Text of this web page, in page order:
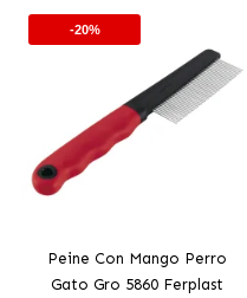
-20%
Peine Con Mango Perro
Gato Gro 5860 Ferplast